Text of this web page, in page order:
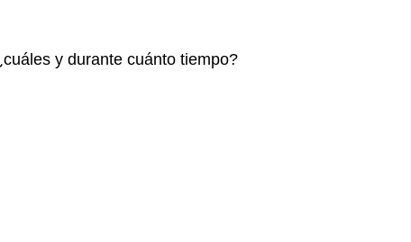
y durante cuánto tiempo?